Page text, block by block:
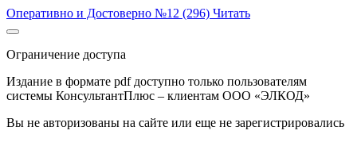
Оперативно и Достоверно №12 (296) Читать
Ограничение доступа
Издание в формате pdf доступно только пользователям
системы КонсультантПлюс – клиентам ООО «ЭЛКОД»
Вы не авторизованы на сайте или еще не зарегистрировались